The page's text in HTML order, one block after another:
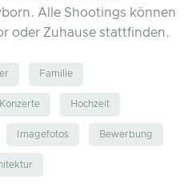
Alle Shootings können
oder Zuhause stattfinden.
Familie
Konzerte Hochzeit
Imagefotos Bewerbung